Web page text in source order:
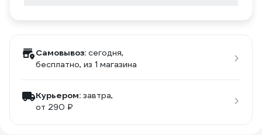
Самовывоз: сегодня,
бесплатно, из 1 магазина
Курьером: завтра,
от 290 ₽